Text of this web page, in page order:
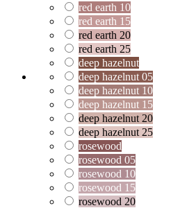
red earth 10
red earth 15
red earth 20
red earth 25
deep hazelnut
deep hazelnut 05
deep hazelnut 10
deep hazelnut 15
deep hazelnut 20
deep hazelnut 25
rosewood
rosewood 05
rosewood 10
rosewood 15
rosewood 20